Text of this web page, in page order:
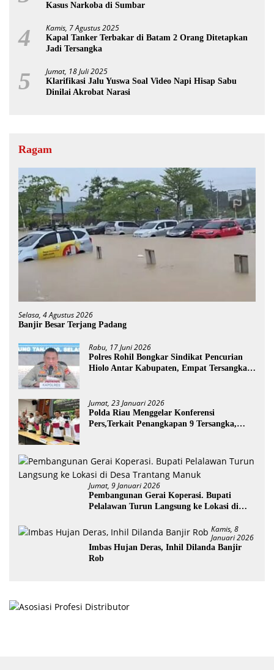
Kasus Narkoba di Sumbar
4 Kamis, 7 Agustus 2025
Kapal Tanker Terbakar di Batam 2 Orang Ditetapkan
Jadi Tersangka
5 Jumat, 18 Juli 2025
Klarifikasi Jalu Yuswa Soal Video Napi Hisap Sabu
Dinilai Akrobat Narasi
Ragam
Selasa, 4 Agustus 2026
Banjir Besar Terjang Padang
Rabu, 17 Juni 2026
Polres Rohil Bongkar Sindikat Pencurian
Hiolo Antar Kabupaten, Empat Tersangka
Jumat, 23 Januari 2026
Polda Riau Menggelar Konferensi
Pers,Terkait Penangkapan 9 Tersangka,
Jumat, 9 Januari 2026
Pembangunan Gerai Koperasi. Bupati
Pelalawan Turun Langsung ke Lokasi di
Kamis, 8
Januari 2026
Imbas Hujan Deras, Inhil Dilanda Banjir
Rob